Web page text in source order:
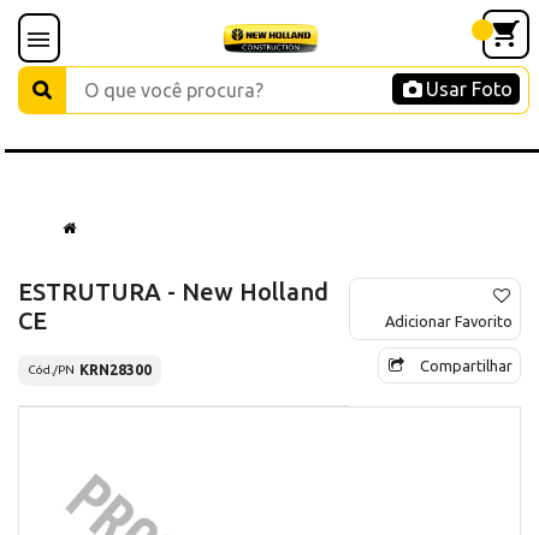
Usar Foto
ESTRUTURA - New Holland
CE
Cód./PN KRN28300
Adicionar Favorito
Compartilhar